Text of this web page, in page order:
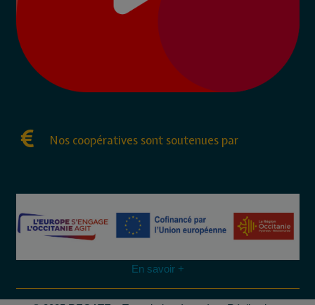
Nos coopératives sont soutenues par
En savoir +